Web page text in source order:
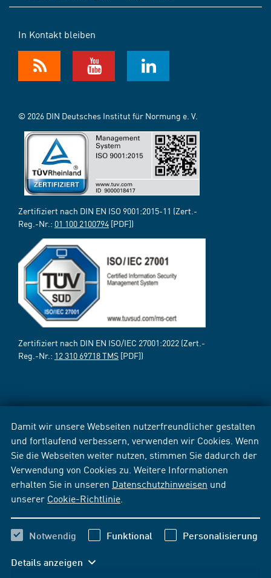
Damit wir unsere Webseiten nutzerfreundlicher gestalten
und fortlaufend verbessern, verwenden wir Cookies. Wenn
Sie die Webseiten weiter nutzen, stimmen Sie dadurch der
Verwendung von Cookies zu. Weitere Informationen
erhalten Sie in unseren Datenschutzhinweisen und
unserer Cookie-Richtlinie
Notwendig Funktional Personalisierung
Details anzeigen
In Kontakt bleiben
© 2026 DIN Deutsches Institut für Normung e. V.
Zertifiziert nach DIN EN ISO 9001:2015-11 (Zert.-
Reg.-Nr.: 01 100 2100794 [PDF])
Zertifiziert nach DIN EN ISO/IEC 27001:2022 (Zert.-
Reg.-Nr.: 12 310 69718 TMS [PDF])